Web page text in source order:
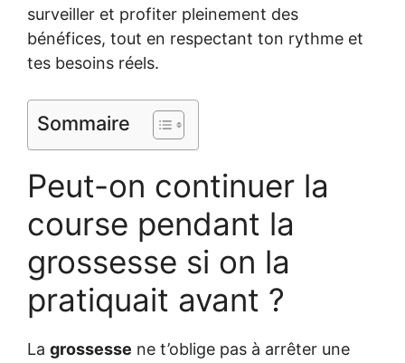
surveiller et profiter pleinement des
bénéfices, tout en respectant ton rythme et
tes besoins réels.
Sommaire
Peut-on continuer la
course pendant la
grossesse si on la
pratiquait avant ?
La grossesse ne t’oblige pas à arrêter une